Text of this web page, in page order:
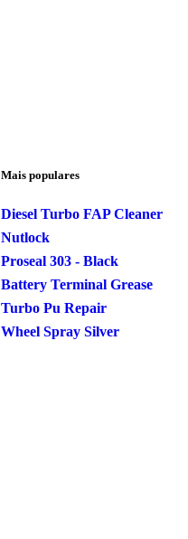
Mais populares
Diesel Turbo FAP Cleaner
Nutlock
Proseal 303 - Black
Battery Terminal Grease
Turbo Pu Repair
Wheel Spray Silver